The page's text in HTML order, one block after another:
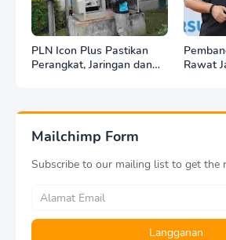
PLN Icon Plus Pastikan
Perangkat, Jaringan dan
Rawat
Mailchimp Form
Subscribe to our mailing list to get the